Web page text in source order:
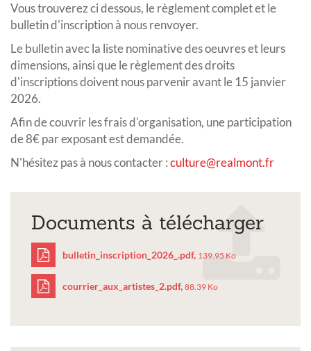
Vous trouverez ci dessous, le règlement complet et le
bulletin d'inscription à nous renvoyer.
Le bulletin avec la liste nominative des oeuvres et leurs
dimensions, ainsi que le règlement des droits
d'inscriptions doivent nous parvenir avant le 15 janvier
2026.
Afin de couvrir les frais d'organisation, une participation
de 8€ par exposant est demandée.
N'hésitez pas à nous contacter :culture@realmont.fr
Documents à télécharger
bulletin_inscription_2026_.pdf, 139.95 Ko
courrier_aux_artistes_2.pdf, 88.39 Ko